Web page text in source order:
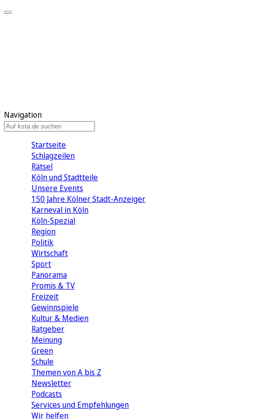
Navigation
Startseite
Schlagzeilen
Rätsel
Köln und Stadtteile
Unsere Events
150 Jahre Kölner Stadt-Anzeiger
Karneval in Köln
Köln-Spezial
Region
Politik
Wirtschaft
Sport
Panorama
Promis & TV
Freizeit
Gewinnspiele
Kultur & Medien
Ratgeber
Meinung
Green
Schule
Themen von A bis Z
Newsletter
Podcasts
Services und Empfehlungen
Wir helfen